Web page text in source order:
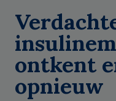
ontkent
opnieuw